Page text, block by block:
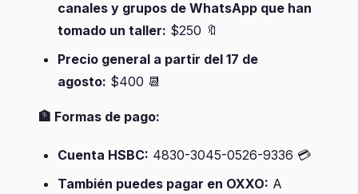
canales y grupos de WhatsApp que han
tomado un taller: $250 🔖
Precio general a partir del 17 de
agosto: $400 📆
🏦 Formas de pago:
Cuenta HSBC: 4830-3045-0526-9336 💳
También puedes pagar en OXXO: A